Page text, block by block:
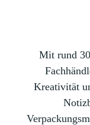
Mit rund
Kreativität